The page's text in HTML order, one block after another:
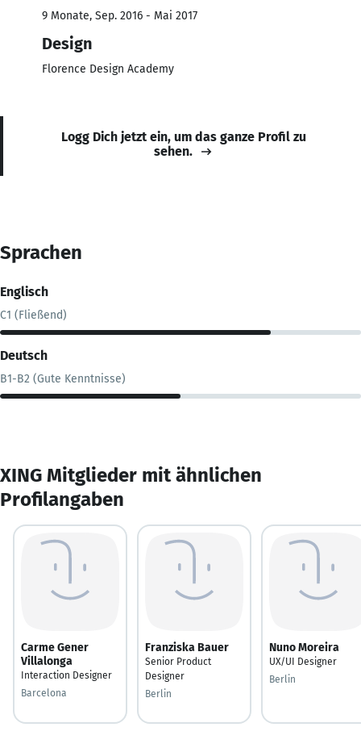
9 Monate, Sep. 2016 - Mai 2017
Design
Florence Design Academy
Logg Dich jetzt ein, um das ganze Profil zu
sehen.
Sprachen
Englisch
C1 (Fließend)
Deutsch
B1-B2 (Gute Kenntnisse)
XING Mitglieder mit ähnlichen
Profilangaben
Carme Gener
Villalonga
Interaction Designer
Barcelona
Franziska Bauer
Senior Product
Designer
Berlin
Nuno Moreira
UX/UI Designer
Berlin